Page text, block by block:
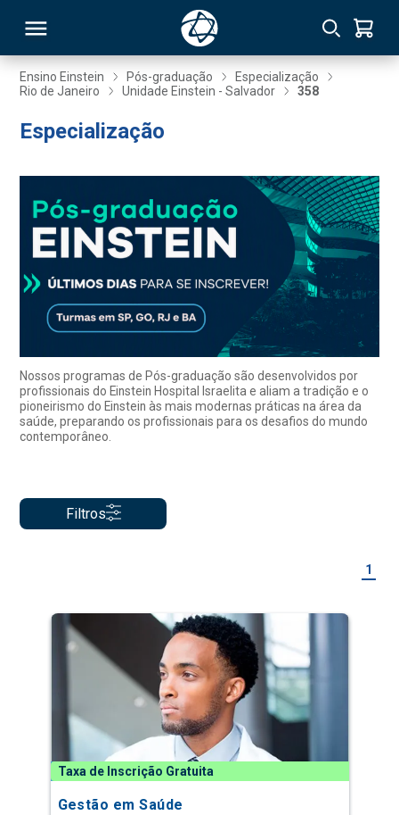
Ensino Einstein Pós-graduação
Especialização
Rio de Janeiro
Unidade Einstein - Salvador 358
Especialização
Nossos programas de Pós-graduação são desenvolvidos por
profissionais do Einstein Hospital Israelita e aliam a tradição e o
pioneirismo do Einstein às mais modernas práticas na área da
saúde, preparando os profissionais para os desafios do mundo
contemporâneo.
Filtros
1
Taxa de Inscrição Gratuita
Gestão em Saúde